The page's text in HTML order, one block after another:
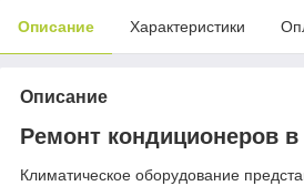
Описание Характеристики
Описание
Ремонт кондиционеров
Климатическое оборудование